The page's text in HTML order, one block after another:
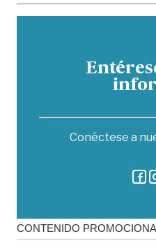
Conéctese a